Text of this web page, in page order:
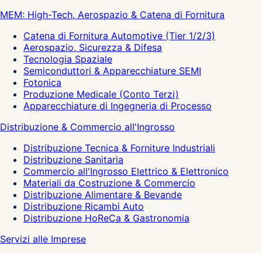
MEM: High-Tech, Aerospazio & Catena di Fornitura
Catena di Fornitura Automotive (Tier 1/2/3)
Aerospazio, Sicurezza & Difesa
Tecnologia Spaziale
Semiconduttori & Apparecchiature SEMI
Fotonica
Produzione Medicale (Conto Terzi)
Apparecchiature di Ingegneria di Processo
Distribuzione & Commercio all'Ingrosso
Distribuzione Tecnica & Forniture Industriali
Distribuzione Sanitaria
Commercio all'Ingrosso Elettrico & Elettronico
Materiali da Costruzione & Commercio
Distribuzione Alimentare & Bevande
Distribuzione Ricambi Auto
Distribuzione HoReCa & Gastronomia
Servizi alle Imprese